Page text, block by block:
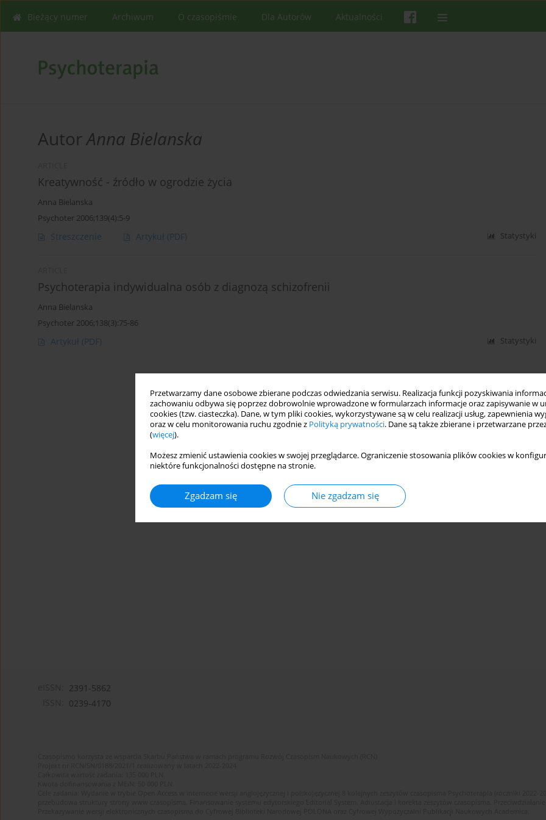
Przetwarzamy dane osobowe zbierane podczas odwiedzania serwisu. Realizacja funkcji pozyskiwania
zachowaniu odbywa się poprzez dobrowolnie wprowadzone w formularzach informacje oraz zapisywanie w
cookies (tzw. ciasteczka). Dane, w tym pliki cookies, wykorzystywane są w celu realizacji usług, zapewnienia
oraz w celu monitorowania ruchu zgodnie z Polityką prywatności. Dane są także zbierane i przetwarzane
(więcej).
Możesz zmienić ustawienia cookies w swojej przeglądarce. Ograniczenie stosowania plików cookies w
niektóre funkcjonalności dostępne na stronie.
Zgadzam się Nie zgadzam się
Bieżący numer Archiwum O czasopiśmie Dla Autorów Aktualności
AutorAnna Bielanska
Kreatywność - źródło w ogrodzie życia
Anna Bielanska
Psychoter 2006;139(4):5-9
Streszczenie Artykuł (PDF) Statystyki
Psychoterapia indywidualna osób z diagnozą schizofrenii
Anna Bielanska
Psychoter 2006;138(3):75-86
Artykuł (PDF) Statystyki
2391-5862
0239-4170